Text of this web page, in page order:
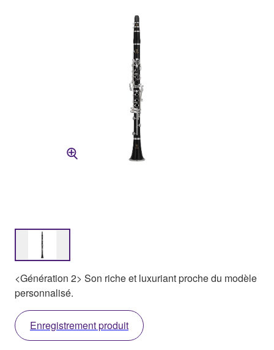
<Génération 2> Son riche et luxuriant proche du modèle
personnalisé.
Enregistrement produit